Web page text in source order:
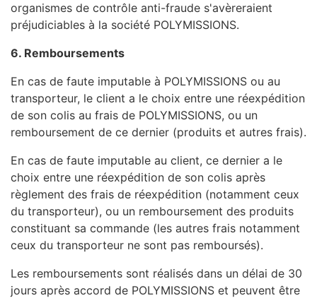
organismes de contrôle anti-fraude s'avèreraient
préjudiciables à la société POLYMISSIONS.
6. Remboursements
En cas de faute imputable à POLYMISSIONS ou au
transporteur, le client a le choix entre une réexpédition
de son colis au frais de POLYMISSIONS, ou un
remboursement de ce dernier (produits et autres frais).
En cas de faute imputable au client, ce dernier a le
choix entre une réexpédition de son colis après
règlement des frais de réexpédition (notamment ceux
du transporteur), ou un remboursement des produits
constituant sa commande (les autres frais notamment
ceux du transporteur ne sont pas remboursés).
Les remboursements sont réalisés dans un délai de 30
jours après accord de POLYMISSIONS et peuvent être